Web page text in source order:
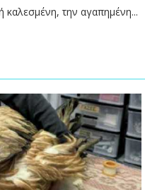
καλεσμένη, την αγαπημένη...